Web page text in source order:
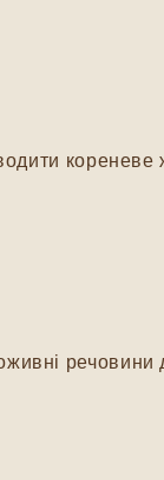
речовини